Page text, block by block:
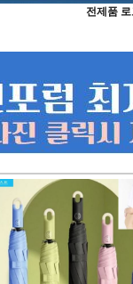
전제품